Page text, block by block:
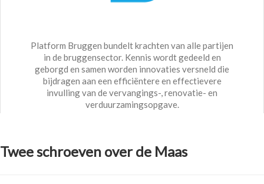
Platform Bruggen bundelt krachten van alle partijen
in de bruggensector. Kennis wordt gedeeld en
geborgd en samen worden innovaties versneld die
bijdragen aan een efficiëntere en effectievere
invulling van de vervangings-, renovatie- en
verduurzamingsopgave.
Twee schroeven over de Maas